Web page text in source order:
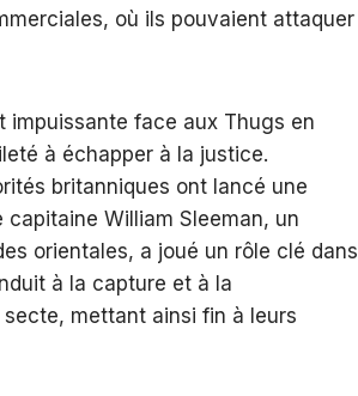
où ils pouvaient attaquer
impuissante face aux Thugs en
à échapper à la justice.
britanniques ont lancé une
William Sleeman, un
orientales, a joué un rôle clé dans
à la capture et à la
mettant ainsi fin à leurs